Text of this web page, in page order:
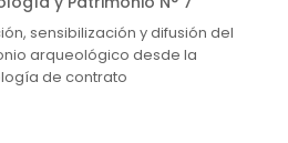
sensibilización y difusión del
arqueológico desde la
de contrato